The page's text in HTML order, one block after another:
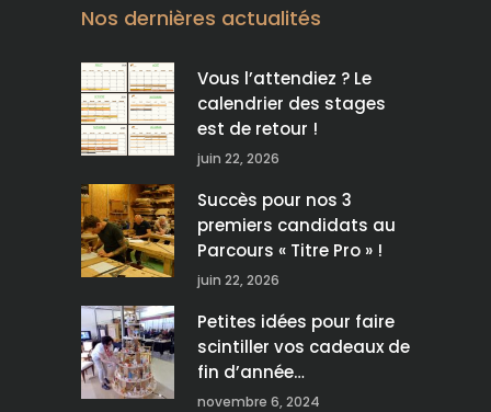
Nos dernières actualités
Vous l’attendiez ? Le
calendrier des stages
est de retour !
juin 22, 2026
Succès pour nos 3
premiers candidats au
Parcours « Titre Pro » !
juin 22, 2026
Petites idées pour faire
scintiller vos cadeaux de
fin d’année…
novembre 6, 2024